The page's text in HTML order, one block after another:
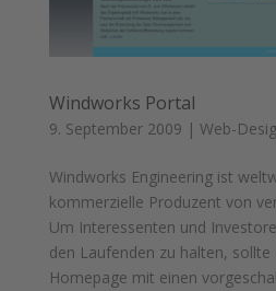
Windworks Portal
9. September 2009 | Web-
Windworks Engineering ist
kommerzielle Produzent von
Um Interessenten und
den Laufenden zu halten, sollte
Homepage mit einen